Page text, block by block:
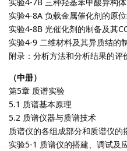
实验4-8A 负载金属催化剂的原
实验4-8B 光催化剂的制备及其
实验4-9 二维材料及其异质结的
附录：分析方法和分析结果的评
（中册）
第5章 质谱实验
5.1 质谱基本原理
5.2 质谱仪器与质谱技术
质谱仪的各组成部分和质谱仪的
实验5-1 质谱仪的搭建、调试及